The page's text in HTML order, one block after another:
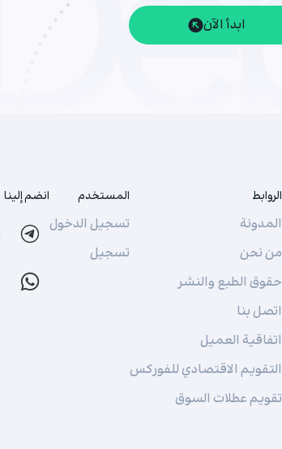
ابدأ الآن
الروابط
المدونة
من نحن
حقوق الطبع والنشر
اتصل بنا
اتفاقية العميل
التقويم الاقتصادي للفوركس
تقويم عطلات السوق
المستخدم
تسجيل الدخول
تسجيل
انضم إلينا